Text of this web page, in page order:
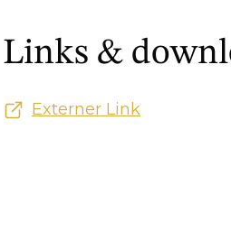
Links &
Externer Link